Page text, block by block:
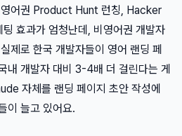
영어권 Product Hunt 런칭, Hacker
효과가 엄청난데, 비영어권 개발자
제로 한국 개발자들이 영어 랜딩 페
내 개발자 대비 3-4배 더 걸린다는 게
자체를 랜딩 페이지 초안 작성에
이 늘고 있어요.